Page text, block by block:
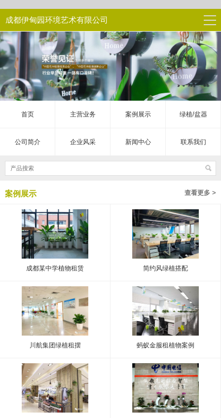
成都伊甸园环境艺术有限公司
首页 主营业务 案例展示 绿植/盆器
公司简介 企业风采 新闻中心 联系我们
查看更多 >
案例展示
成都某中学植物租赁 简约风绿植搭配
川航集团绿植租摆 蚂蚁金服租植物案例